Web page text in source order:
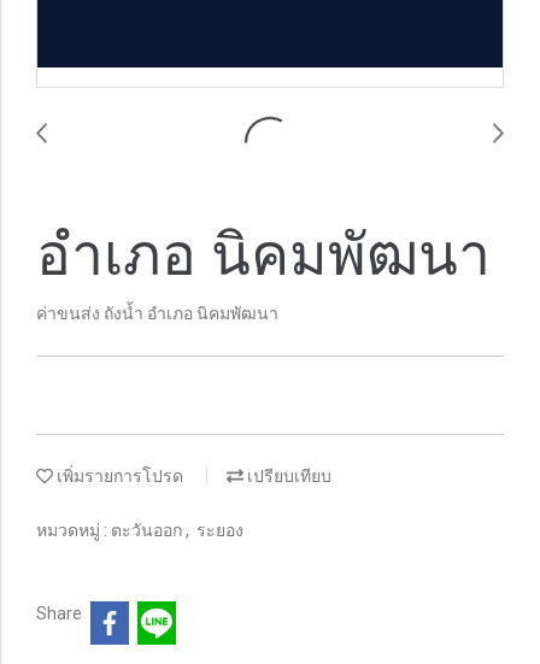
อำเภอ นิคมพัฒนา
ค่าขนส่ง ถังน้ำ อำเภอ นิคมพัฒนา
เพิ่มรายการโปรด เปรียบเทียบ
หมวดหมู่ : ตะวันออก, ระยอง
Share